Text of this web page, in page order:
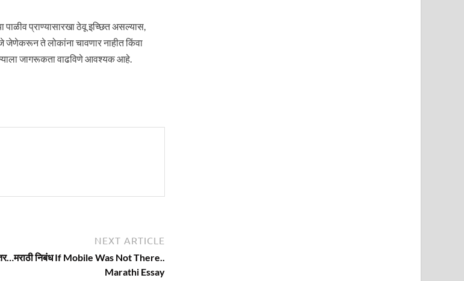
प्राण्यासारखा ठेवू इच्छित असल्यास,
जेणेकरून ते लोकांना चावणार नाहीत किंवा
जागरूकता वाढविणे आवश्यक आहे.
NEXT ARTICLE
निबंध If Mobile Was Not There..
Marathi Essay